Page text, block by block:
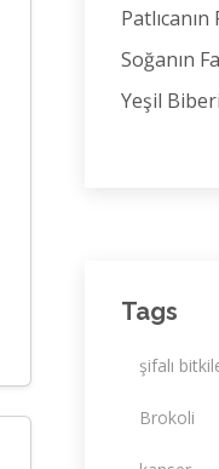
Patlıcanın
Soğanın
Yeşil
Tags
şifalı
Brokoli